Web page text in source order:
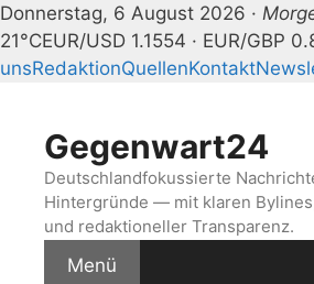
Donnerstag, 6 August 2026 ·
21°CEUR/USD 1.1554 · EUR/GBP
unsRedaktionQuellenKontakt
springenGegenwart24
Deutschlandfokussierte
Hintergründe — mit klaren
und redaktioneller Transparenz.
Menü